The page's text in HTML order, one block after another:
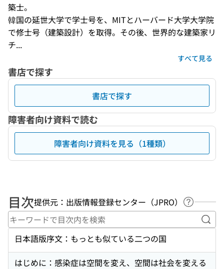
築士。
韓国の延世大学で学士号を、MITとハーバード大学大学院
で修士号（建築設計）を取得。その後、世界的な建築家リ
チ...
すべて見る
書店で探す
書店で探す
障害者向け資料で読む
障害者向け資料を見る（1種類）
目次提供元：出版情報登録センター（JPRO）
ヘルプペ
キ
日本語版序文：もっとも似ている二つの国
はじめに：感染症は空間を変え、空間は社会を変える